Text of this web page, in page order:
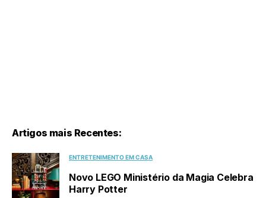
Artigos mais Recentes:
ENTRETENIMENTO EM CASA
Novo LEGO Ministério da Magia Celebra
Harry Potter